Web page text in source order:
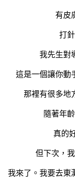
有皮
打
我先生對
這是一個讓你動
那裡有很多地
隨著年
真的
但下次，
我來了。我要去東